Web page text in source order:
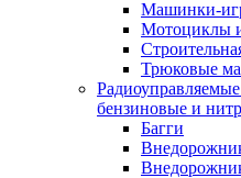
Машинки-
Мотоциклы
Трюковые
бензиновые и
Багги